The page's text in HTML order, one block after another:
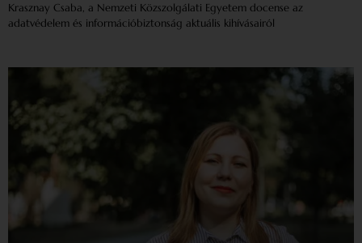
Krasznay Csaba, a Nemzeti Közszolgálati Egyetem docense az
adatvédelem és információbiztonság aktuális kihívásairól